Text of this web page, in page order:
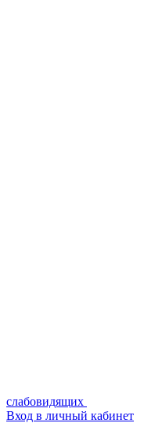
слабовидящих
Вход в личный кабинет